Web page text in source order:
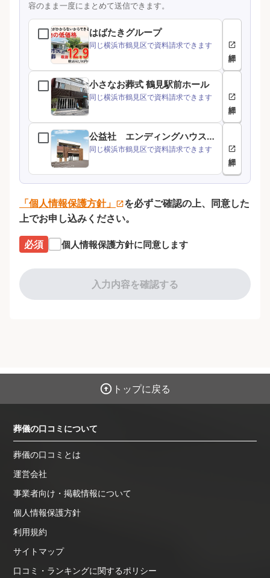
容のまま一度にまとめて送信できます。
はばたきグループ
同じ横浜市鶴見区で資料請求できます
小さなお葬式 鶴見駅前ホール
同じ横浜市鶴見区で資料請求できます
公益社 エンディングハウス横浜上末吉
同じ横浜市鶴見区で資料請求できます
「個人情報保護方針」
を必ずご確認の上、同意した
上でお申し込みください。
必須
個人情報保護方針に同意します
入力内容を確認する
トップに戻る
葬儀の口コミについて
葬儀の口コミとは
運営会社
事業者向け・掲載情報について
個人情報保護方針
利用規約
サイトマップ
口コミ・ランキングに関するポリシー